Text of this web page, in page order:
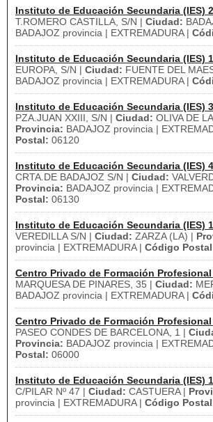
Instituto de Educación Secundaria (IES)
T.ROMERO CASTILLA, S/N | Ciudad:
BADAJOZ provincia | EXTREMADURA |
Instituto de Educación Secundaria (IES)
EUROPA, S/N | Ciudad: FUENTE DEL
BADAJOZ provincia | EXTREMADURA |
Instituto de Educación Secundaria (IES)
PZA.JUAN XXIII, S/N | Ciudad: OLIVA DE
Provincia: BADAJOZ provincia |
Postal: 06120
Instituto de Educación Secundaria (IES)
CRTA.DE BADAJOZ S/N | Ciudad:
Provincia: BADAJOZ provincia |
Postal: 06130
Instituto de Educación Secundaria (IES)
VEREDILLA S/N | Ciudad: ZARZA (LA) |
provincia | EXTREMADURA | Código
Centro Privado de Formación
MARQUESA DE PINARES, 35 | Ciudad:
BADAJOZ provincia | EXTREMADURA |
Centro Privado de Formación
PASEO CONDES DE BARCELONA, 1 |
Provincia: BADAJOZ provincia |
Postal: 06000
Instituto de Educación Secundaria (IES)
C/PILAR Nº 47 | Ciudad: CASTUERA |
provincia | EXTREMADURA | Código